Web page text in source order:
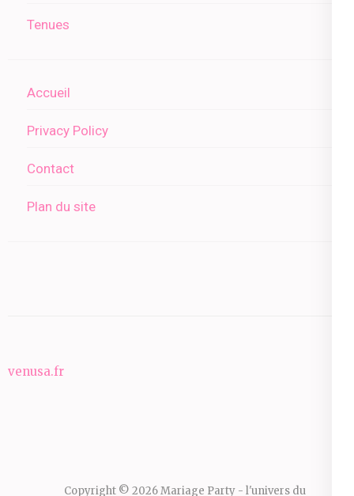
Tenues
Accueil
Privacy Policy
Contact
Plan du site
venusa.fr
Copyright © 2026Mariage Party - l'univers du